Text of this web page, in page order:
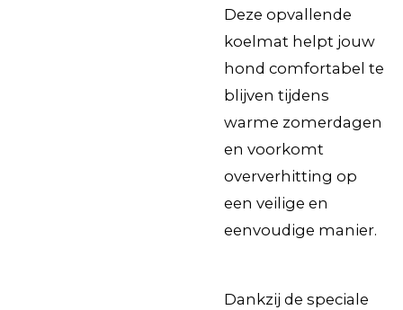
Deze opvallende
koelmat helpt jouw
hond comfortabel te
blijven tijdens
warme zomerdagen
en voorkomt
oververhitting op
een veilige en
eenvoudige manier.
Dankzij de speciale